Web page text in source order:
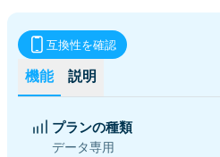
機能 説明
互換性を確認
プランの種類
データ専用